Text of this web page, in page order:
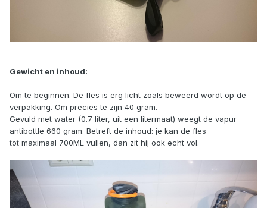
Gewicht en inhoud:
Om te beginnen. De fles is erg licht zoals beweerd wordt op de
verpakking. Om precies te zijn 40 gram.
Gevuld met water (0.7 liter, uit een litermaat) weegt de vapur
antibottle 660 gram. Betreft de inhoud: je kan de fles
tot maximaal 700ML vullen, dan zit hij ook echt vol.